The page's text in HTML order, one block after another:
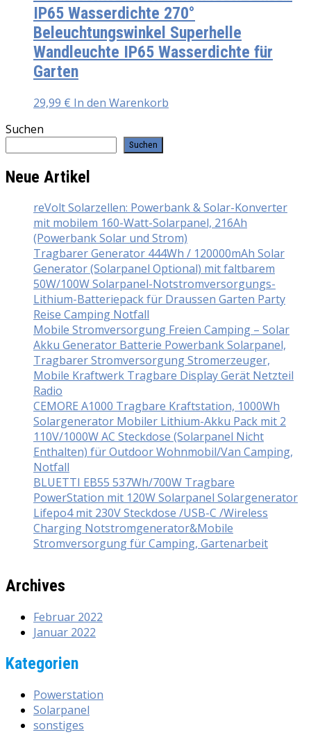
IP65 Wasserdichte 270°
Beleuchtungswinkel Superhelle
Wandleuchte IP65 Wasserdichte für
Garten
29,99 € In den Warenkorb
Suchen
Suchen
Neue Artikel
reVolt Solarzellen: Powerbank & Solar-Konverter
mit mobilem 160-Watt-Solarpanel, 216Ah
(Powerbank Solar und Strom)
Tragbarer Generator 444Wh / 120000mAh Solar
Generator (Solarpanel Optional) mit faltbarem
50W/100W Solarpanel-Notstromversorgungs-
Lithium-Batteriepack für Draussen Garten Party
Reise Camping Notfall
Mobile Stromversorgung Freien Camping – Solar
Akku Generator Batterie Powerbank Solarpanel,
Tragbarer Stromversorgung Stromerzeuger,
Mobile Kraftwerk Tragbare Display Gerät Netzteil
Radio
CEMORE A1000 Tragbare Kraftstation, 1000Wh
Solargenerator Mobiler Lithium-Akku Pack mit 2
110V/1000W AC Steckdose (Solarpanel Nicht
Enthalten) für Outdoor Wohnmobil/Van Camping,
Notfall
BLUETTI EB55 537Wh/700W Tragbare
PowerStation mit 120W Solarpanel Solargenerator
Lifepo4 mit 230V Steckdose /USB-C /Wireless
Charging Notstromgenerator&Mobile
Stromversorgung für Camping, Gartenarbeit
Archives
Februar 2022
Januar 2022
Kategorien
Powerstation
Solarpanel
sonstiges